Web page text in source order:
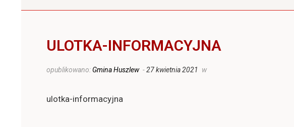
ULOTKA-INFORMACYJNA
opublikowano: Gmina Huszlew -27 kwietnia 2021 w
ulotka-informacyjna